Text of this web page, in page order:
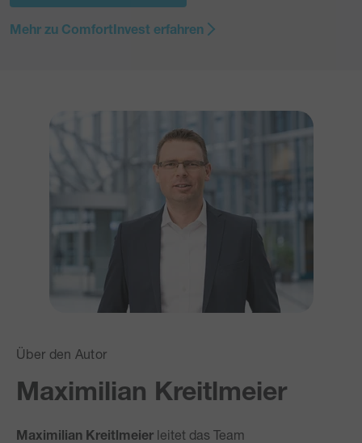
Mehr zu ComfortInvest erfahren
Über den Autor
Maximilian Kreitlmeier
Maximilian Kreitlmeier leitet das Team